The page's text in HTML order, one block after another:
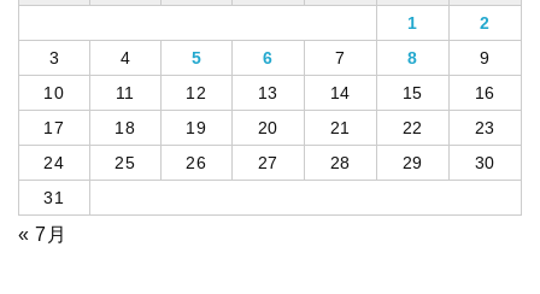
1
2
3
4 5 6 7 8
9
10
11 12 13 14 15
16
17
18 19 20 21 22
23
24
25 26 27 28 29
30
31
« 7月